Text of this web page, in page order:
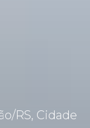
RS, Cidade